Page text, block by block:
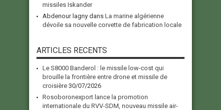
missiles Iskander
Abdenour lagny dans La marine algérienne
dévoile sa nouvelle corvette de fabrication locale
ARTICLES RECENTS
Le S8000 Banderol : le missile low-cost qui
brouille la frontière entre drone et missile de
croisière 30/07/2026
Rosoboronexport lance la promotion
internationale du RVV-SDM, nouveau missile air-